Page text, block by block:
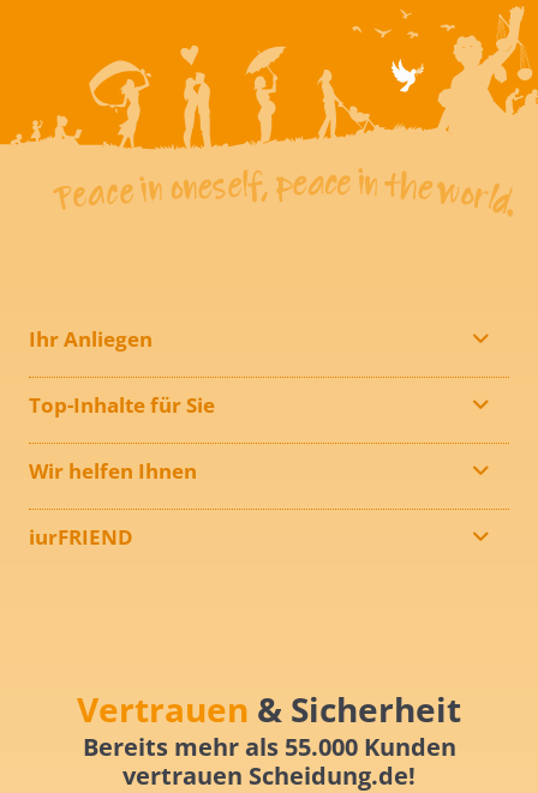
Ihr Anliegen
Top-Inhalte für Sie
Wir helfen Ihnen
iurFRIEND
Vertrauen & Sicherheit
Bereits mehr als 55.000 Kunden
vertrauen Scheidung.de!